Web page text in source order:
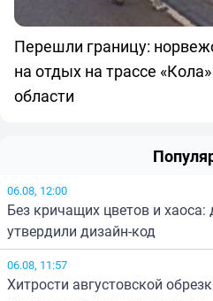
Перешли границу:
на отдых на трассе
области
06.08, 12:00
Без кричащих цветов и
утвердили дизайн-код
06.08, 11:57
Хитрости августовской